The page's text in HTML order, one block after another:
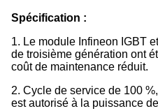
Spécification :
1. Le module Infineon IGBT
de troisième génération ont
coût de maintenance réduit.
2. Cycle de service de 100
est autorisé à la puissance